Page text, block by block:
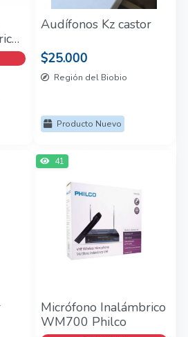
Audífonos Kz castor
$25.000
Región del Biobio
Producto Nuevo
41
Micrófono Inalámbrico
WM700 Philco